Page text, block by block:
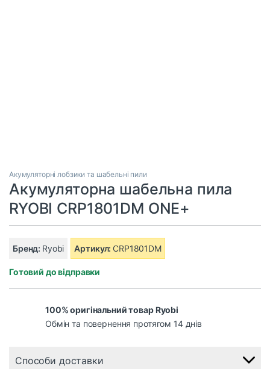
Акумуляторні лобзики та шабельні пили
Акумуляторна шабельна пила
RYOBI CRP1801DM ONE+
Бренд: Ryobi Артикул: CRP1801DM
Готовий до відправки
100% оригінальний товар Ryobi
Обмін та повернення протягом 14 днів
Способи доставки